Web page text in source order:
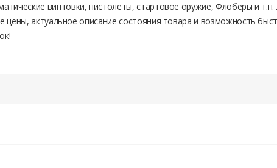
винтовки, пистолеты, стартовое оружие, Флоберы и т.п.
актуальное описание состояния товара и возможность